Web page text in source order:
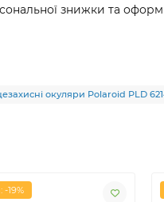
знижки та
окуляри Polaroid PLD
19%